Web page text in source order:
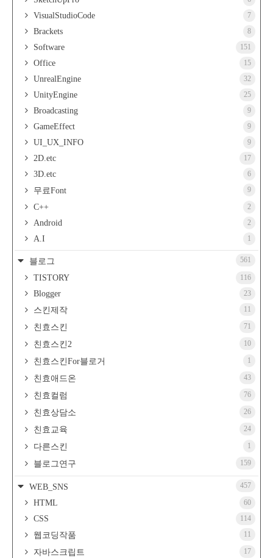
VisualStudioCode 7
Brackets 8
Software 151
Office 15
UnrealEngine 32
UnityEngine 25
Broadcasting 9
GameEffect 9
UI_UX_INFO 9
2D.etc 17
3D.etc 6
무료Font 9
C++ 2
Android 2
A.I 1
블로그 561
TISTORY 116
Blogger 23
스킨제작 11
친효스킨 71
친효스킨2 10
친효스킨For블로거 1
친효애드온 43
친효컬럼 76
친효상담소 26
친효교육 24
다른스킨 1
블로그연구 159
WEB_SNS 457
HTML 60
CSS 114
웹코딩작품 11
자바스크립트 17